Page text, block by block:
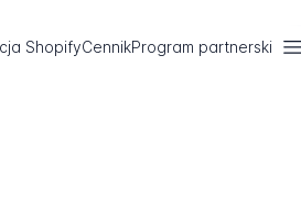
ShopifyCennikProgram partnerski